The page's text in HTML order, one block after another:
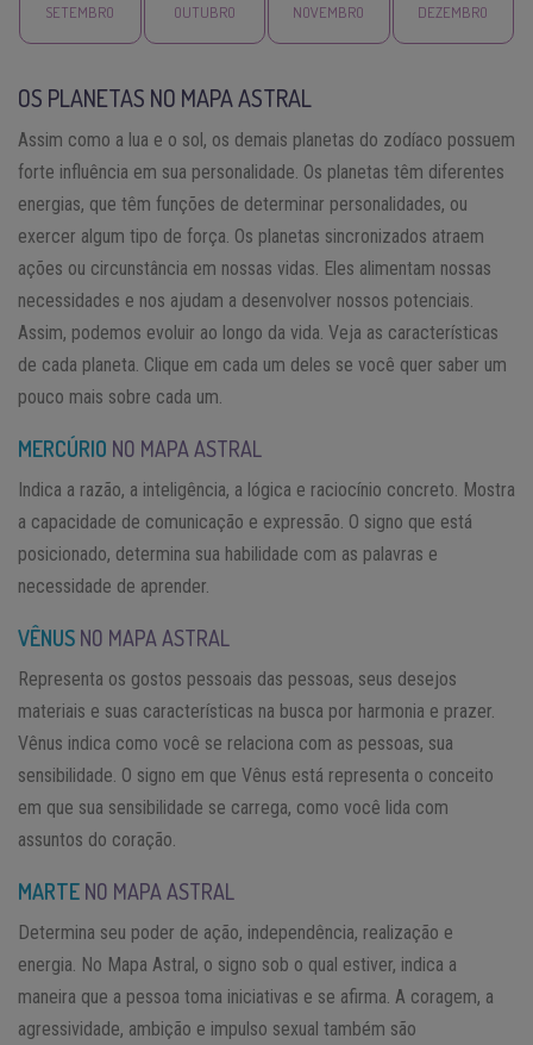
SETEMBRO OUTUBRO NOVEMBRO DEZEMBRO
OS PLANETAS NO MAPA ASTRAL
Assim como a lua e o sol, os demais planetas do zodíaco possuem
forte influência em sua personalidade. Os planetas têm diferentes
energias, que têm funções de determinar personalidades, ou
exercer algum tipo de força. Os planetas sincronizados atraem
ações ou circunstância em nossas vidas. Eles alimentam nossas
necessidades e nos ajudam a desenvolver nossos potenciais.
Assim, podemos evoluir ao longo da vida. Veja as características
de cada planeta. Clique em cada um deles se você quer saber um
pouco mais sobre cada um.
MERCÚRIO NO MAPA ASTRAL
Indica a razão, a inteligência, a lógica e raciocínio concreto. Mostra
a capacidade de comunicação e expressão. O signo que está
posicionado, determina sua habilidade com as palavras e
necessidade de aprender.
VÊNUS NO MAPA ASTRAL
Representa os gostos pessoais das pessoas, seus desejos
materiais e suas características na busca por harmonia e prazer.
Vênus indica como você se relaciona com as pessoas, sua
sensibilidade. O signo em que Vênus está representa o conceito
em que sua sensibilidade se carrega, como você lida com
assuntos do coração.
MARTE NO MAPA ASTRAL
Determina seu poder de ação, independência, realização e
energia. No Mapa Astral, o signo sob o qual estiver, indica a
maneira que a pessoa toma iniciativas e se afirma. A coragem, a
agressividade, ambição e impulso sexual também são